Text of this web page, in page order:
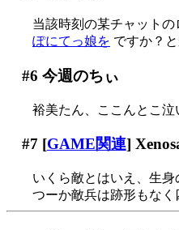
当該時刻の某チャットの
ぽにてっ娘を ですか？
#6 今週のちぃ
裕美たん、ここんとこ
#7 [GAME関連]
いくら敵とはいえ、生
つーか敵兵は跡形もな